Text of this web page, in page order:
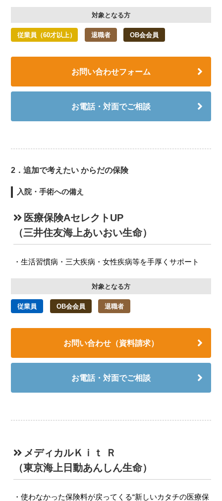
対象となる方
従業員（60才以上） 退職者 OB会会員
お問い合わせフォーム
お電話・対面でご相談
2．追加で考えたい からだの保険
入院・手術への備え
医療保険AセレクトUP
（三井住友海上あいおい生命）
生活習慣病・三大疾病・女性疾病等を手厚くサポート
対象となる方
従業員 OB会会員 退職者
お問い合わせ（資料請求）
お電話・対面でご相談
メディカルＫｉｔ Ｒ
（東京海上日動あんしん生命）
使わなかった保険料が戻ってくる“新しいカタチの医療保